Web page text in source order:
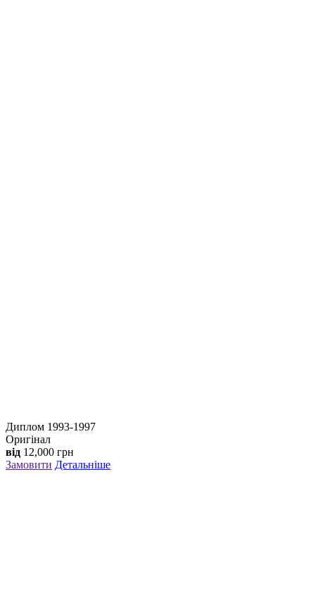
Диплом 1993-1997
Оригінал
від 12,000 грн
Замовити Детальніше